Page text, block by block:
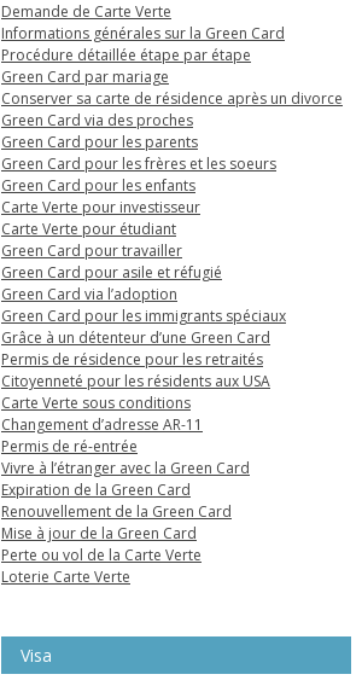
Demande de Carte Verte
Informations générales sur la Green Card
Procédure détaillée étape par étape
Green Card par mariage
Conserver sa carte de résidence après un divorce
Green Card via des proches
Green Card pour les parents
Green Card pour les frères et les soeurs
Green Card pour les enfants
Carte Verte pour investisseur
Carte Verte pour étudiant
Green Card pour travailler
Green Card pour asile et réfugié
Green Card via l’adoption
Green Card pour les immigrants spéciaux
Grâce à un détenteur d’une Green Card
Permis de résidence pour les retraités
Citoyenneté pour les résidents aux USA
Carte Verte sous conditions
Changement d’adresse AR-11
Permis de ré-entrée
Vivre à l’étranger avec la Green Card
Expiration de la Green Card
Renouvellement de la Green Card
Mise à jour de la Green Card
Perte ou vol de la Carte Verte
Loterie Carte Verte
Visa